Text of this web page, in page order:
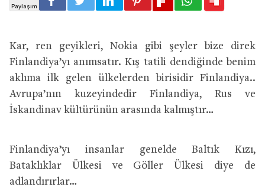
Kar, ren geyikleri, Nokia gibi şeyler bize direk
Finlandiya’yı anımsatır. Kış tatili dendiğinde benim
aklıma ilk gelen ülkelerden birisidir Finlandiya..
Avrupa’nın kuzeyindedir Finlandiya, Rus ve
İskandinav kültürünün arasında kalmıştır…
Finlandiya’yı insanlar genelde Baltık Kızı,
Bataklıklar Ülkesi ve Göller Ülkesi diye de
adlandırırlar…